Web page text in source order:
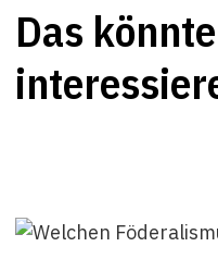
Das